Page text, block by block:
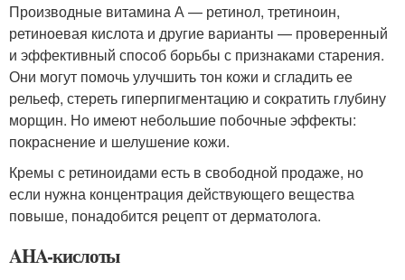
Производные витамина А — ретинол, третиноин,
ретиноевая кислота и другие варианты — проверенный
и эффективный способ борьбы с признаками старения.
Они могут помочь улучшить тон кожи и сгладить ее
рельеф, стереть гиперпигментацию и сократить глубину
морщин. Но имеют небольшие побочные эффекты:
покраснение и шелушение кожи.
Кремы с ретиноидами есть в свободной продаже, но
если нужна концентрация действующего вещества
повыше, понадобится рецепт от дерматолога.
AHA-кислоты